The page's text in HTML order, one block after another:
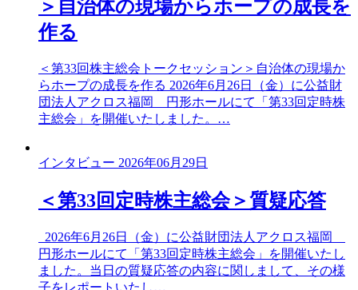
＞自治体の現場からホープの成長を
作る
＜第33回株主総会トークセッション＞自治体の現場か
らホープの成長を作る 2026年6月26日（金）に公益財
団法人アクロス福岡 円形ホールにて「第33回定時株
主総会」を開催いたしました。…
インタビュー 2026年06月29日
＜第33回定時株主総会＞質疑応答
2026年6月26日（金）に公益財団法人アクロス福岡
円形ホールにて「第33回定時株主総会」を開催いたし
ました。当日の質疑応答の内容に関しまして、その様
子をレポートいたし…